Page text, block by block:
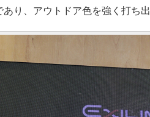
り、アウトドア色を強く打ち